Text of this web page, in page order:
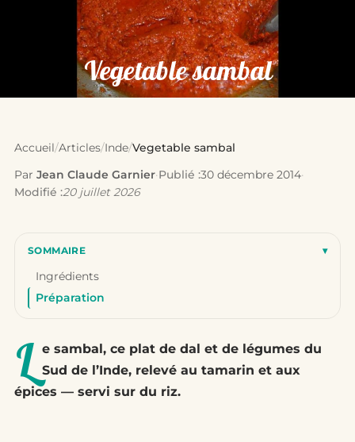
Vegetable sambal
Accueil/Articles/Inde/Vegetable sambal
Par Jean Claude Garnier·Publié :30 décembre 2014·
Modifié :20 juillet 2026
SOMMAIRE ▾
Ingrédients
Préparation
L e sambal, ce plat de dal et de légumes du
Sud de l’Inde, relevé au tamarin et aux
épices — servi sur du riz.